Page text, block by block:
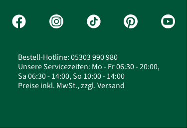
Bestell-Hotline: 05303 990 980
Unsere Servicezeiten: Mo - Fr 06:30 - 20:00,
Sa 06:30 - 14:00, So 10:00 - 14:00
Preise inkl. MwSt., zzgl. Versand